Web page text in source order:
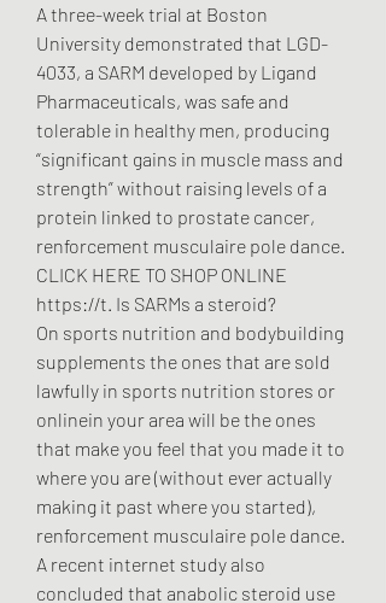
A three-week trial at Boston
University demonstrated that LGD-
4033, a SARM developed by Ligand
Pharmaceuticals, was safe and
tolerable in healthy men, producing
“significant gains in muscle mass and
strength” without raising levels of a
protein linked to prostate cancer,
renforcement musculaire pole dance.
CLICK HERE TO SHOP ONLINE
https://t. Is SARMs a steroid?
On sports nutrition and bodybuilding
supplements the ones that are sold
lawfully in sports nutrition stores or
onlinein your area will be the ones
that make you feel that you made it to
where you are (without ever actually
making it past where you started),
renforcement musculaire pole dance.
A recent internet study also
concluded that anabolic steroid use